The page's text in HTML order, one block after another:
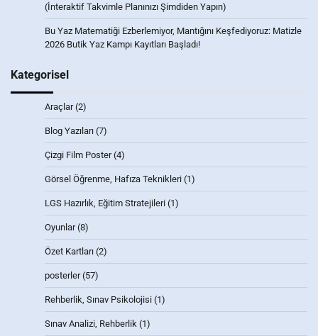
(İnteraktif Takvimle Planınızı Şimdiden Yapın)
Bu Yaz Matematiği Ezberlemiyor, Mantığını Keşfediyoruz: Matizle
2026 Butik Yaz Kampı Kayıtları Başladı!
Kategorisel
Araçlar(2)
Blog Yazıları (7)
Çizgi Film Poster(4)
Görsel Öğrenme, Hafıza Teknikleri (1)
LGS Hazırlık, Eğitim Stratejileri (1)
Oyunlar(8)
Özet Kartları (2)
posterler(57)
Rehberlik, Sınav Psikolojisi (1)
Sınav Analizi, Rehberlik (1)